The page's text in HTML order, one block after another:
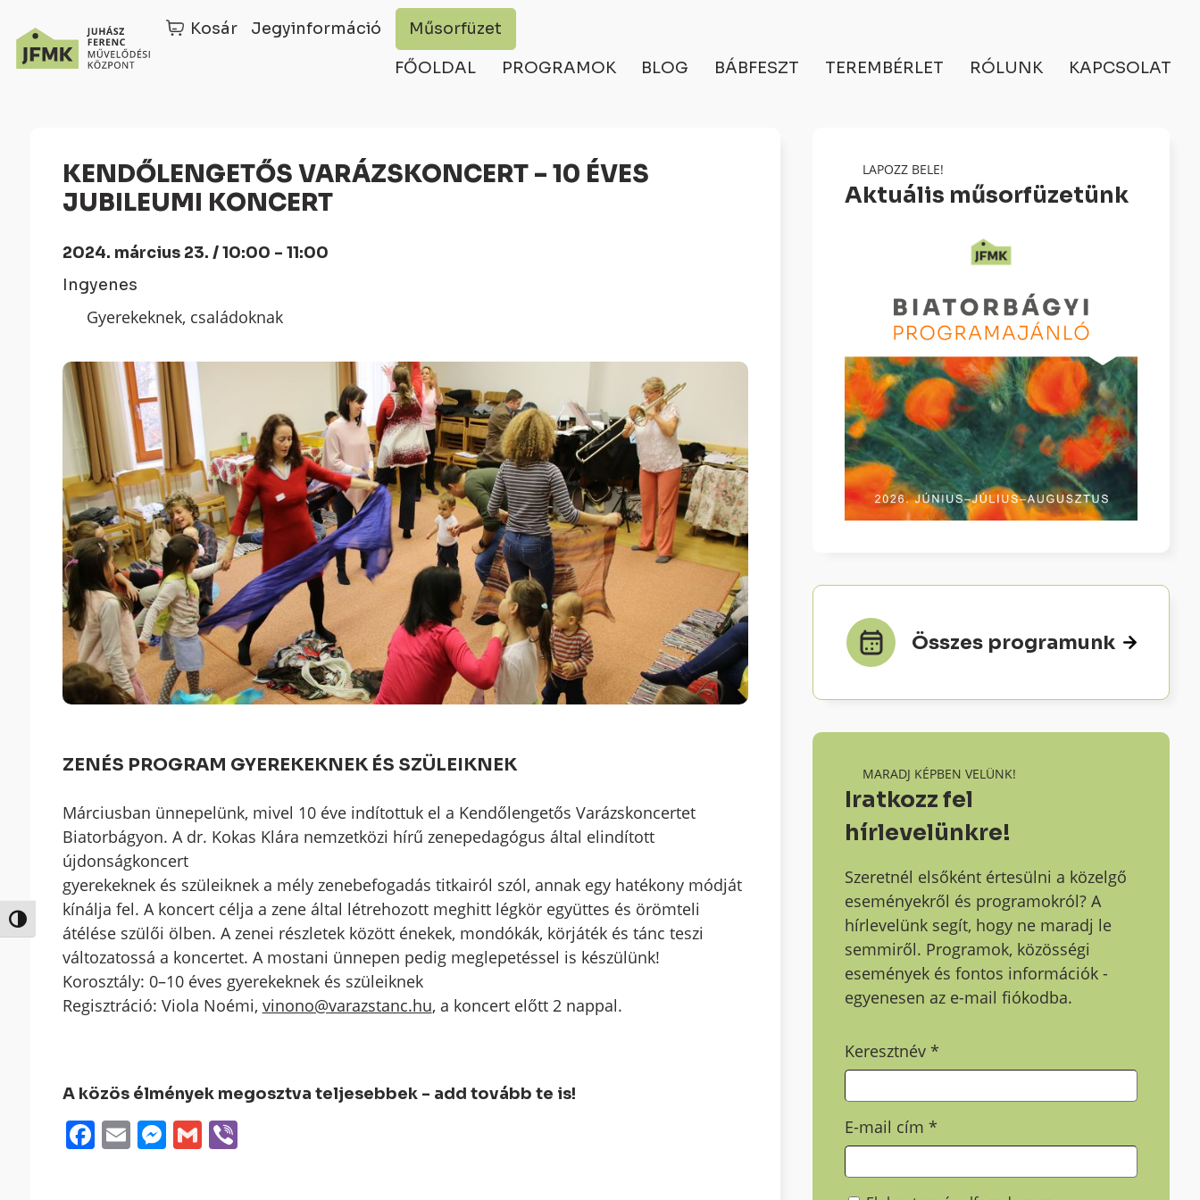
Nagy kontraszt váltása
Kosár Jegyinformáció Műsorfüzet
FŐOLDAL PROGRAMOK BLOG BÁBFESZT TEREMBÉRLET RÓLUNK KAPCSOLAT
KENDŐLENGETŐS VARÁZSKONCERT – 10 ÉVES
JUBILEUMI KONCERT
2024. március 23. / 10:00 - 11:00
Ingyenes
Gyerekeknek, családoknak
ZENÉS PROGRAM GYEREKEKNEK ÉS SZÜLEIKNEK
Márciusban ünnepelünk, mivel 10 éve indítottuk el a Kendőlengetős Varázskoncertet
Biatorbágyon. A dr. Kokas Klára nemzetközi hírű zenepedagógus által elindított
újdonságkoncert
gyerekeknek és szüleiknek a mély zenebefogadás titkairól szól, annak egy hatékony módját
kínálja fel. A koncert célja a zene által létrehozott meghitt légkör együttes és örömteli
átélése szülői ölben. A zenei részletek között énekek, mondókák, körjáték és tánc teszi
változatossá a koncertet. A mostani ünnepen pedig meglepetéssel is készülünk!
Korosztály: 0–10 éves gyerekeknek és szüleiknek
Regisztráció: Viola Noémi, vinono@varazstanc.hu, a koncert előtt 2 nappal.
A közös élmények megosztva teljesebbek - add tovább te is!
Facebook
EmailMessenger
GmailViber
LAPOZZ BELE!
Aktuális műsorfüzetünk
Összes programunk
MARADJ KÉPBEN VELÜNK!
Iratkozz fel
hírlevelünkre!
Szeretnél elsőként értesülni a közelgő
eseményekről és programokról? A
hírlevelünk segít, hogy ne maradj le
semmiről. Programok, közösségi
események és fontos információk -
egyenesen az e-mail fiókodba.
Keresztnév*
E-mail cím*